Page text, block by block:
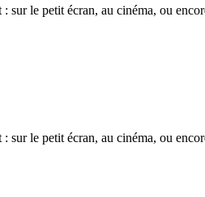
sur le petit écran, au cinéma, ou
sur le petit écran, au cinéma, ou